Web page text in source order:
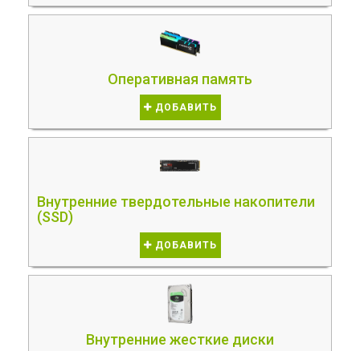
Оперативная память
ДОБАВИТЬ
Внутренние твердотельные накопители
(SSD)
ДОБАВИТЬ
Внутренние жесткие диски